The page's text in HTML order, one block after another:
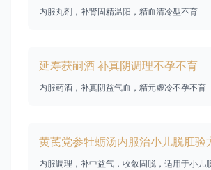
内服丸剂，补肾固精温阳，精血清冷型不育
延寿获嗣酒 补真阴调理不孕不育
内服药酒，补真阴益气血，精元虚冷不孕不育
黄芪党参牡蛎汤内服治小儿脱肛验
内服调理，补中益气，收敛固脱，适用于小儿